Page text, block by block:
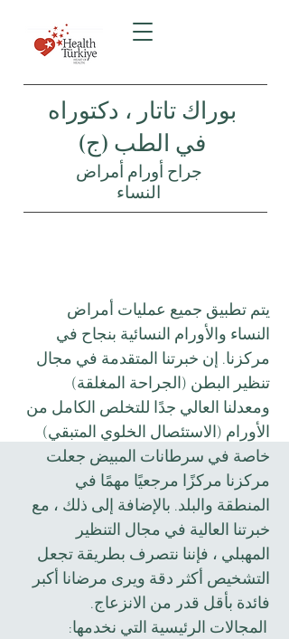
بوراك تاتار ، دكتوراه
في الطب (ج)
جراح أورام أمراض
النساء
يتم تطبيق جميع عمليات أمراض
النساء والأورام النسائية بنجاح في
مركزنا. إن خبرتنا المتقدمة في مجال
تنظير البطن (الجراحة المغلقة)
ومعدلنا العالي جدًا للتخلص الكامل من
الأورام (الاستئصال الخلوي المتبقي)
خاصة في سرطانات المبيض جعلت
مركزنا مركزًا مرجعيًا مهمًا في
المنطقة والبلد. بالإضافة إلى ذلك ، مع
خبرتنا العالية في مجال التنظير
المهبلي ، فإننا نتصرف بطريقة تجعل
التشخيص أكثر دقة ويرى مرضانا أكبر
فائدة بأقل قدر من الانزعاج.
المجالات الرئيسية التي نخدمها: